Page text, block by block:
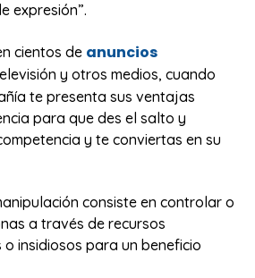
expresión”.
cientos de anuncios
y otros medios, cuando
te presenta sus ventajas
para que des el salto y
y te conviertas en su
consiste en controlar o
a través de recursos
insidiosos para un beneficio